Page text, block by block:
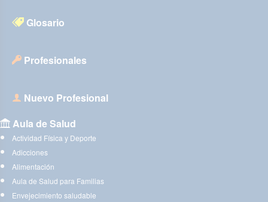
Glosario
Profesionales
Nuevo Profesional
Aula de Salud
Actividad Física y Deporte
Adicciones
Alimentación
Aula de Salud para Familias
Envejecimiento saludable